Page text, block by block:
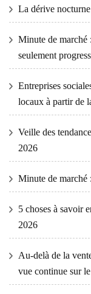
La dérive
Minute de marché
seulement
Entreprises
locaux à partir de
Veille des
2026
Minute de marché
5 choses à savoir
2026
Au-delà de la
vue continue sur